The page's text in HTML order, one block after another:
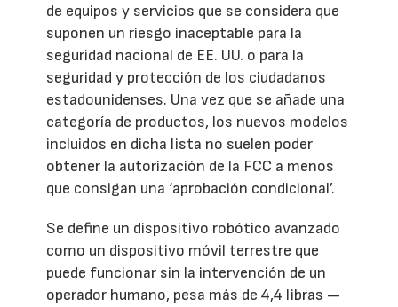
de equipos y servicios que se considera que
suponen un riesgo inaceptable para la
seguridad nacional de EE. UU. o para la
seguridad y protección de los ciudadanos
estadounidenses. Una vez que se añade una
categoría de productos, los nuevos modelos
incluidos en dicha lista no suelen poder
obtener la autorización de la FCC a menos
que consigan una ‘aprobación condicional’.
Se define un dispositivo robótico avanzado
como un dispositivo móvil terrestre que
puede funcionar sin la intervención de un
operador humano, pesa más de 4,4 libras —